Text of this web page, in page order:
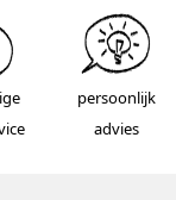
persoonlijk
advies